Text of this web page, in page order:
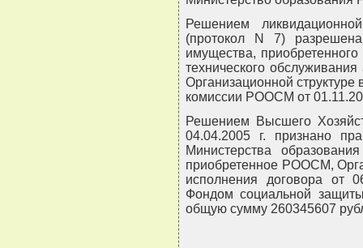
Решением
(протокол N 7)
имущества,
технического
Организационной
комиссии РООСМ от
Решением Высшего
04.04.2005 г. признано
Министерства
приобретенное РООСМ,
исполнения договора от
Фондом социальной
общую сумму 260345607